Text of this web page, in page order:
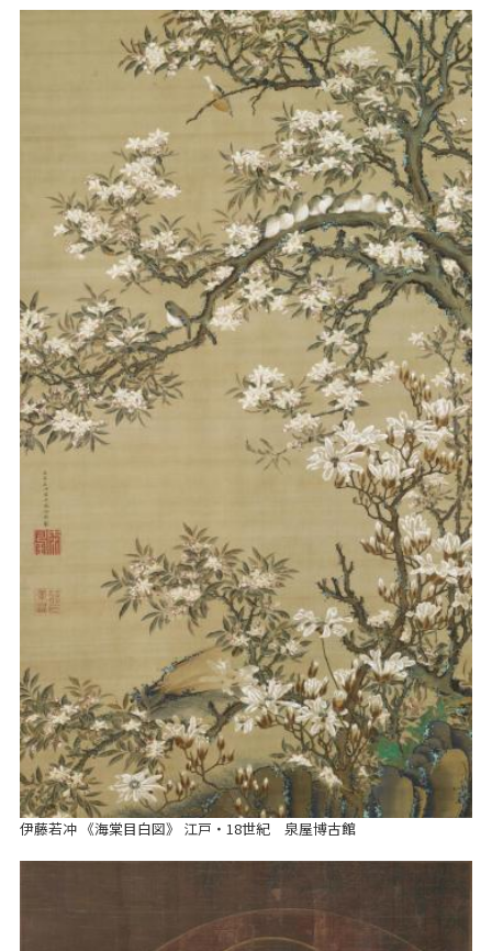
伊藤若冲 《海棠目白図》 江戸・18世紀 泉屋博古館